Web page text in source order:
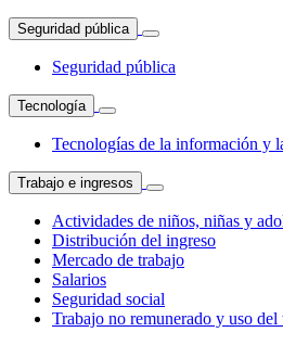
Seguridad pública
Seguridad pública
Tecnología
Tecnologías de la información y
Trabajo e ingresos
Actividades de niños, niñas y
Distribución del ingreso
Mercado de trabajo
Salarios
Seguridad social
Trabajo no remunerado y uso del